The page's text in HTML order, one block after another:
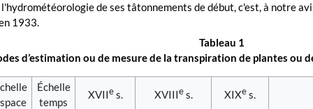
de ses tâtonnements de début, c'est, à notre
1933.
Tableau 1
d’estimation ou de mesure de la transpiration de plantes ou
Échelle
temps
XVIIes. XVIIIes. XIXes.